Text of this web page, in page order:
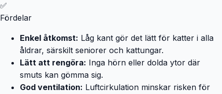
✅
Fördelar
Enkel åtkomst: Låg kant gör det lätt för katter i alla
åldrar, särskilt seniorer och kattungar.
Lätt att rengöra: Inga hörn eller dolda ytor där
smuts kan gömma sig.
God ventilation: Luftcirkulation minskar risken för